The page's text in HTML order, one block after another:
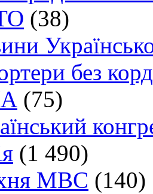
(38)
без
(75)
(1 490)
МВС (140)